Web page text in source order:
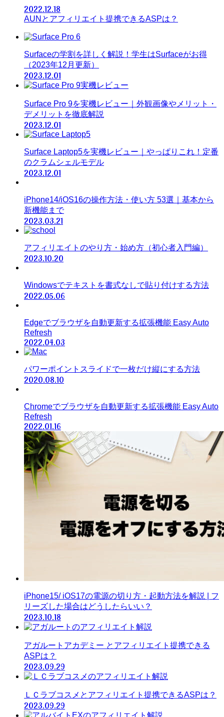
2022.12.18
AUNとアフィリエイト提携できるASPは？
Surfaceの学割を詳しく解説！学生はSurfaceがお得
（2023年12月更新）
2023.12.01
Surface Pro 9を実機レビュー｜外観画像やメリット・
デメリットを徹底解説
2023.12.01
Surface Laptop5を実機レビュー｜やっぱりこれ！定番
のクラムシェルモデル
2023.12.01
iPhone14/iOS16の操作方法・使い方 53選｜基本から
新機能まで
2023.03.21
アフィリエイトのやり方・始め方（初心者入門編）
2023.10.20
Windowsでテキストを書式なしで貼り付けする方法
2022.05.06
Edgeでブラウザを自動更新する拡張機能 Easy Auto
Refresh
2022.04.03
パワーポイントスライドで一枚だけ縦にする方法
2020.08.10
Chromeでブラウザを自動更新する拡張機能 Easy Auto
Refresh
2022.01.16
iPhone15/ iOS17の電源の切り方・起動方法を解説 | フ
リーズした場合はどうしたらいい？
2023.10.18
アガルートアカデミー とアフィリエイト提携できる
ASPは？
2023.09.29
ＬＣラブコスメとアフィリエイト提携できるASPは？
2023.09.29